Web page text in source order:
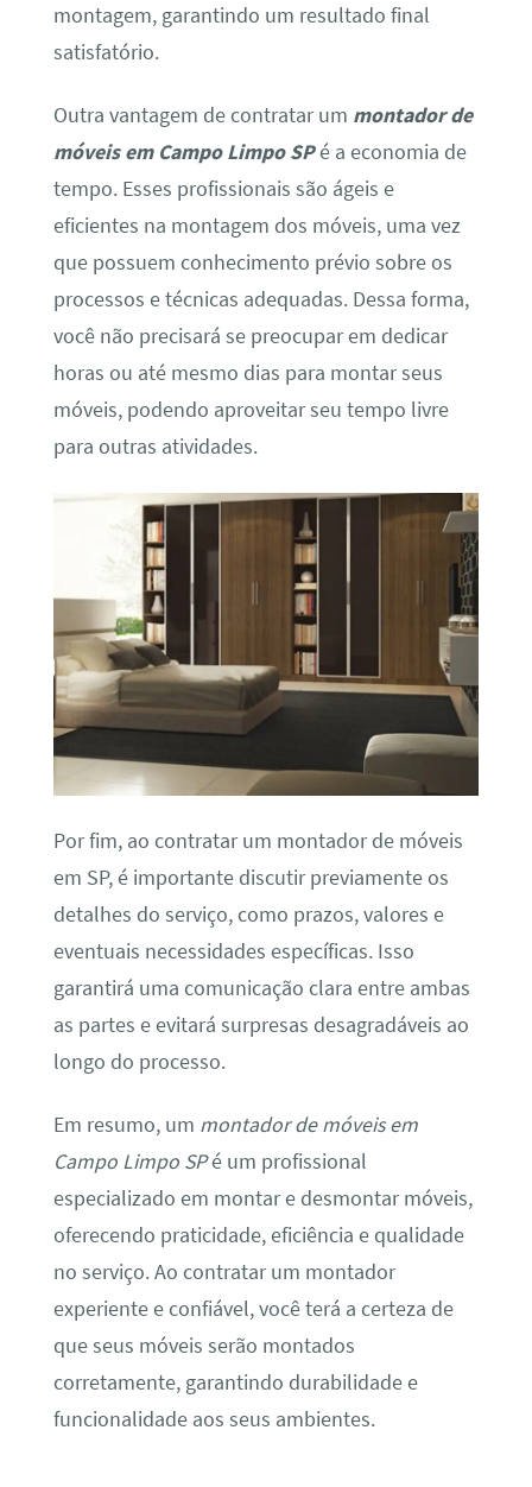
montagem, garantindo um resultado final
satisfatório.
Outra vantagem de contratar um montador de
móveis em Campo Limpo SPé a economia de
tempo. Esses profissionais são ágeis e
eficientes na montagem dos móveis, uma vez
que possuem conhecimento prévio sobre os
processos e técnicas adequadas. Dessa forma,
você não precisará se preocupar em dedicar
horas ou até mesmo dias para montar seus
móveis, podendo aproveitar seu tempo livre
para outras atividades.
Por fim, ao contratar um montador de móveis
em SP, é importante discutir previamente os
detalhes do serviço, como prazos, valores e
eventuais necessidades específicas. Isso
garantirá uma comunicação clara entre ambas
as partes e evitará surpresas desagradáveis ao
longo do processo.
Em resumo, um montador de móveis em
Campo Limpo SPé um profissional
especializado em montar e desmontar móveis,
oferecendo praticidade, eficiência e qualidade
no serviço. Ao contratar um montador
experiente e confiável, você terá a certeza de
que seus móveis serão montados
corretamente, garantindo durabilidade e
funcionalidade aos seus ambientes.